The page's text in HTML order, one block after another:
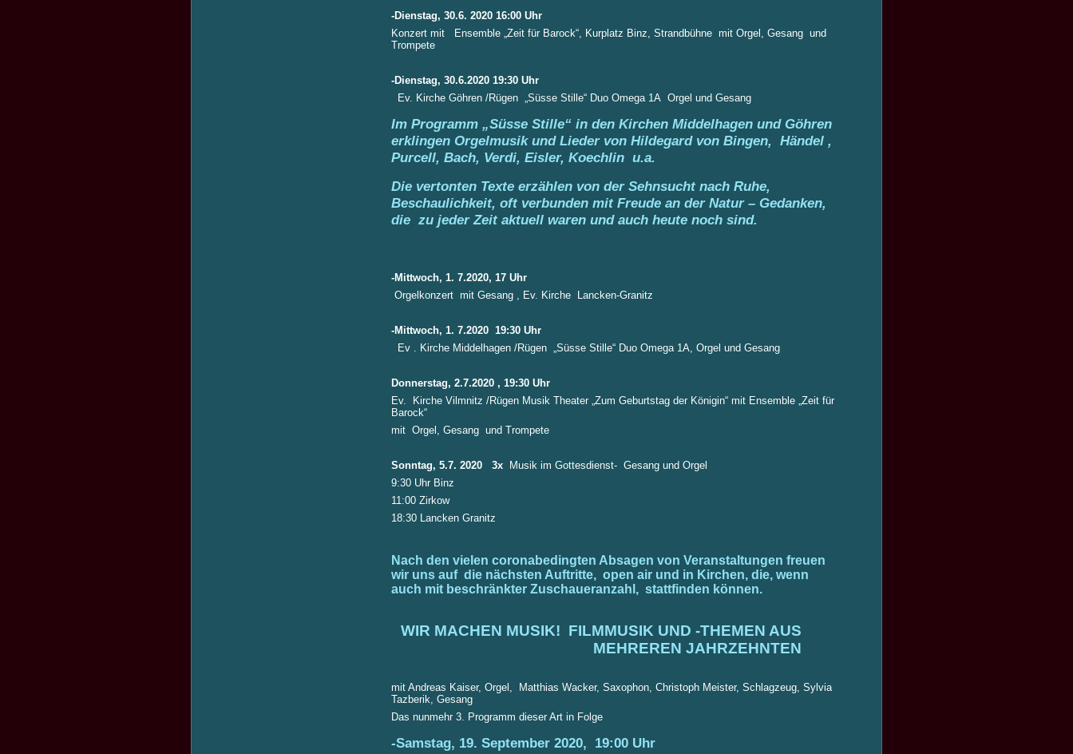
-Dienstag, 30.6. 2020 16:00 Uhr
Konzert mit Ensemble „Zeit für Barock“, Kurplatz Binz, Strandbühne mit Orgel, Gesang und
Trompete
-Dienstag, 30.6.2020 19:30 Uhr
Ev. Kirche Göhren /Rügen „Süsse Stille“ Duo Omega 1A Orgel und Gesang
Im Programm „Süsse Stille“ in den Kirchen Middelhagen und Göhren
erklingen Orgelmusik und Lieder von Hildegard von Bingen, Händel ,
Purcell, Bach, Verdi, Eisler, Koechlin u.a.
Die vertonten Texte erzählen von der Sehnsucht nach Ruhe,
Beschaulichkeit, oft verbunden mit Freude an der Natur – Gedanken,
die zu jeder Zeit aktuell waren und auch heute noch sind.
-Mittwoch, 1. 7.2020, 17 Uhr
Orgelkonzert mit Gesang , Ev. Kirche Lancken-Granitz
-Mittwoch, 1. 7.2020 19:30 Uhr
Ev . Kirche Middelhagen /Rügen „Süsse Stille“ Duo Omega 1A, Orgel und Gesang
Donnerstag, 2.7.2020 , 19:30 Uhr
Ev. Kirche Vilmnitz /Rügen Musik Theater „Zum Geburtstag der Königin“ mit Ensemble „Zeit für
Barock“
mit Orgel, Gesang und Trompete
Sonntag, 5.7. 2020 3x
Musik im Gottesdienst- Gesang und Orgel
9:30 Uhr Binz
11:00 Zirkow
18:30 Lancken Granitz
Nach den vielen coronabedingten Absagen von Veranstaltungen freuen
wir uns auf die nächsten Auftritte, open air und in Kirchen, die, wenn
auch mit beschränkter Zuschaueranzahl, stattfinden können.
WIR MACHEN MUSIK! FILMMUSIK UND -THEMEN AUS
MEHREREN JAHRZEHNTEN
mit Andreas Kaiser, Orgel, Matthias Wacker, Saxophon, Christoph Meister, Schlagzeug, Sylvia
Tazberik, Gesang
Das nunmehr 3. Programm dieser Art in Folge
-Samstag, 19. September 2020, 19:00 Uhr